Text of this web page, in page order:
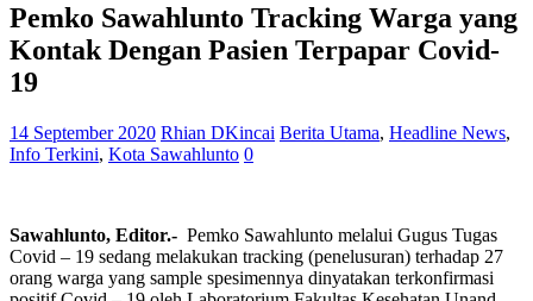
Pemko Sawahlunto Tracking Warga yang
Kontak Dengan Pasien Terpapar Covid-
19
14 September 2020 Rhian DKincai Berita Utama, Headline News,
Info Terkini, Kota Sawahlunto 0
Sawahlunto, Editor.- Pemko Sawahlunto melalui Gugus Tugas
Covid – 19 sedang melakukan tracking (penelusuran) terhadap 27
orang warga yang sample spesimennya dinyatakan terkonfirmasi